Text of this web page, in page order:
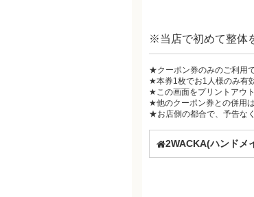
※当店で初めて整体
★クーポン券のみのご利用
★本券1枚でお1人様のみ有効
★この画面をプリントアウ
★他のクーポン券との併用は
★お店側の都合で、予告な
2WACKA(ハンドメ